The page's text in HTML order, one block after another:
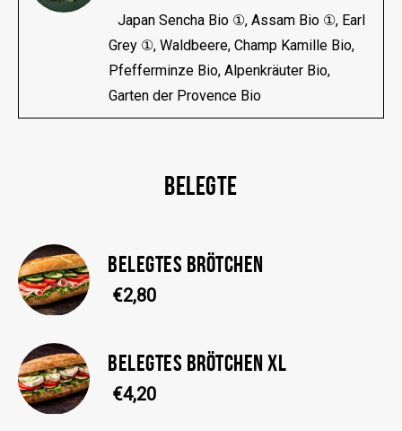
Japan Sencha Bio ①, Assam Bio ①, Earl
Grey ①, Waldbeere, Champ Kamille Bio,
Pfefferminze Bio, Alpenkräuter Bio,
Garten der Provence Bio
BELEGTE
BELEGTES BRÖTCHEN
€2,80
BELEGTES BRÖTCHEN XL
€4,20